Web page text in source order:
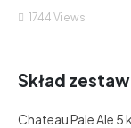
1744 Views
Skład
Chateau Pale Ale 5